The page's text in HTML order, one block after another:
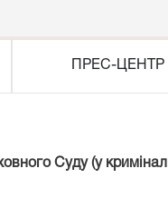
ПРЕС-ЦЕНТР
Суду (у